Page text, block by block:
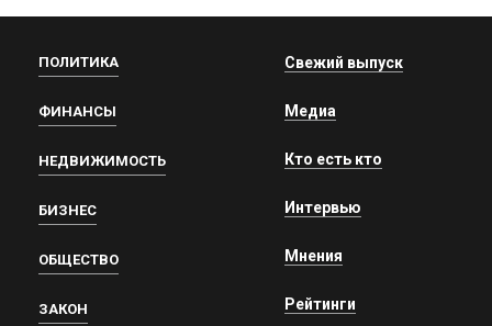
ПОЛИТИКА
ФИНАНСЫ
НЕДВИЖИМОСТЬ
БИЗНЕС
ОБЩЕСТВО
ЗАКОН
Свежий выпуск
Медиа
Кто есть кто
Интервью
Мнения
Рейтинги